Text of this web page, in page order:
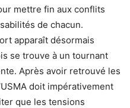
mettre fin aux conflits
de chacun.
apparaît désormais
se trouve à un tournant
Après avoir retrouvé les
doit impérativement
que les tensions